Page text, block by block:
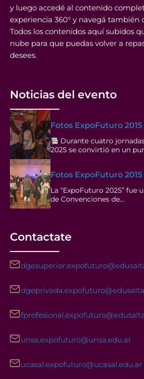
y luego accedé al contenido
experiencia 360° y navegá también
Todos los contenidos aquí subidos
nube para que puedas volver a
desees.
Noticias del evento
Fotos ExpoFuturo 2015
Durante cuatro
2025 se convirtió en un
Fotos ExpoFuturo 2015
La “ExpoFuturo 2025” fue
de Convenciones de…
Contactate
unsa.expofuturo@unsa.edu.ar
ucasal.expofuturo@ucasal.edu.ar